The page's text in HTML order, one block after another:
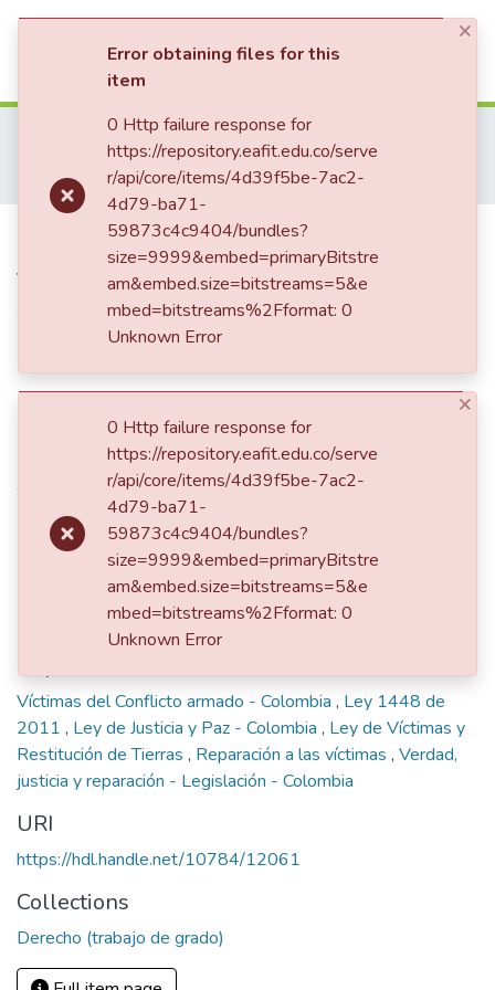
Communities & Collections
All of DSpace
Statistics
Trabajo de Grado
Escuela de Derecho
Derecho (trabajo de grado)
Terceros de buena fe ¿Víctimas de la Ley de víctimas?
Publication:Terceros de buena
fe ¿Víctimas de la Ley de
víctimas?
Authors
Hurtado Lema, María Camila
Publisher
Universidad EAFIT
Víctimas del Conflicto armado - Colombia , Ley 1448 de
2011 , Ley de Justicia y Paz - Colombia , Ley de Víctimas y
Restitución de Tierras , Reparación a las víctimas , Verdad,
justicia y reparación - Legislación - Colombia
URI
https://hdl.handle.net/10784/12061
Collections
Derecho (trabajo de grado)
×
Error obtaining files for this
item
0 Http failure response for
https://repository.eafit.edu.co/serve
r/api/core/items/4d39f5be-7ac2-
4d79-ba71-
59873c4c9404/bundles?
size=9999&embed=primaryBitstre
am&embed.size=bitstreams=5&e
mbed=bitstreams%2Fformat: 0
Unknown Error
×
0 Http failure response for
https://repository.eafit.edu.co/serve
r/api/core/items/4d39f5be-7ac2-
4d79-ba71-
59873c4c9404/bundles?
size=9999&embed=primaryBitstre
am&embed.size=bitstreams=5&e
mbed=bitstreams%2Fformat: 0
Unknown Error